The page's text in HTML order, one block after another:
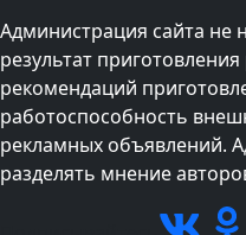
Администрация сайта не
результат
рекомендаций
работоспособность
рекламных объявлений.
разделять мнение